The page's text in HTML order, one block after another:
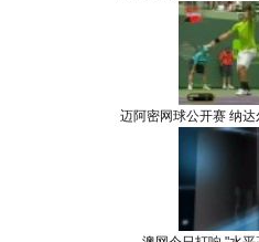
迈阿密网球公开赛 纳